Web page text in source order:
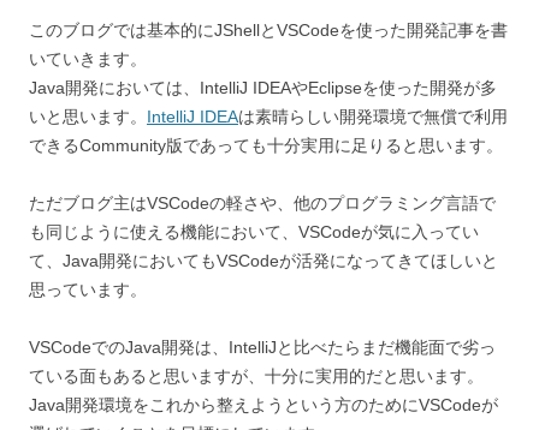
このブログでは基本的にJShellとVSCodeを使った開発記事を書
いていきます。
Java開発においては、IntelliJ IDEAやEclipseを使った開発が多
いと思います。 IntelliJ IDEAは素晴らしい開発環境で無償で利用
できるCommunity版であっても十分実用に足りると思います。
ただブログ主はVSCodeの軽さや、他のプログラミング言語で
も同じように使える機能において、VSCodeが気に入ってい
て、Java開発においてもVSCodeが活発になってきてほしいと
思っています。
VSCodeでのJava開発は、IntelliJと比べたらまだ機能面で劣っ
ている面もあると思いますが、十分に実用的だと思います。
Java開発環境をこれから整えようという方のためにVSCodeが